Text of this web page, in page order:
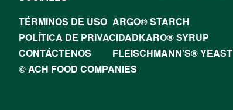
TÉRMINOS DE USO ARGO® STARCH
POLÍTICA DE PRIVACIDADKARO® SYRUP
CONTÁCTENOS
FLEISCHMANN’S® YEAST
© ACH FOOD COMPANIES